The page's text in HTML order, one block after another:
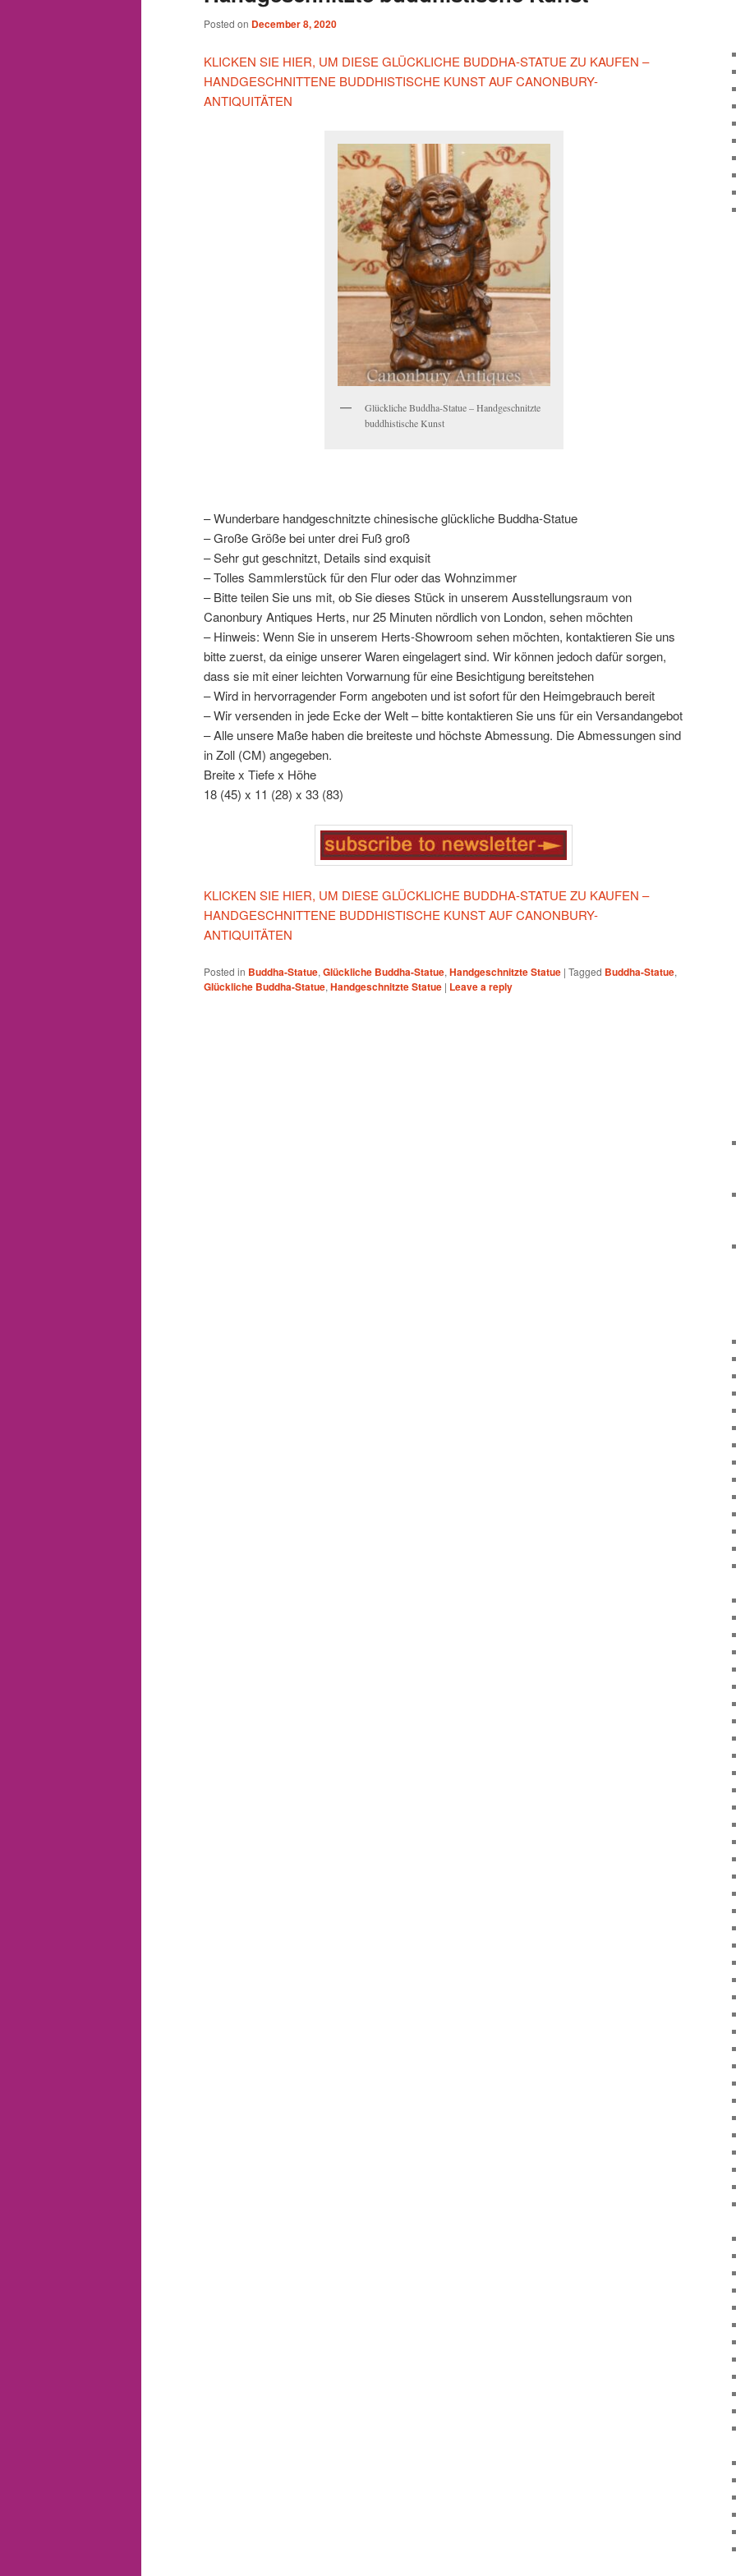
Posted on December 8, 2020
KLICKEN SIE HIER, UM DIESE GLÜCKLICHE BUDDHA-STATUE ZU KAUFEN –
HANDGESCHNITTENE BUDDHISTISCHE KUNST AUF CANONBURY-
ANTIQUITÄTEN
Glückliche Buddha-Statue – Handgeschnitzte
buddhistische Kunst
– Wunderbare handgeschnitzte chinesische glückliche Buddha-Statue
– Große Größe bei unter drei Fuß groß
– Sehr gut geschnitzt, Details sind exquisit
– Tolles Sammlerstück für den Flur oder das Wohnzimmer
– Bitte teilen Sie uns mit, ob Sie dieses Stück in unserem Ausstellungsraum von
Canonbury Antiques Herts, nur 25 Minuten nördlich von London, sehen möchten
– Hinweis: Wenn Sie in unserem Herts-Showroom sehen möchten, kontaktieren Sie uns
bitte zuerst, da einige unserer Waren eingelagert sind. Wir können jedoch dafür sorgen,
dass sie mit einer leichten Vorwarnung für eine Besichtigung bereitstehen
– Wird in hervorragender Form angeboten und ist sofort für den Heimgebrauch bereit
– Wir versenden in jede Ecke der Welt – bitte kontaktieren Sie uns für ein Versandangebot
– Alle unsere Maße haben die breiteste und höchste Abmessung. Die Abmessungen sind
in Zoll (CM) angegeben.
Breite x Tiefe x Höhe
18 (45) x 11 (28) x 33 (83)
KLICKEN SIE HIER, UM DIESE GLÜCKLICHE BUDDHA-STATUE ZU KAUFEN –
HANDGESCHNITTENE BUDDHISTISCHE KUNST AUF CANONBURY-
ANTIQUITÄTEN
Posted in Buddha-Statue,Glückliche Buddha-Statue,Handgeschnitzte Statue | Tagged Buddha-Statue,
Glückliche Buddha-Statue,Handgeschnitzte Statue | Leave a reply